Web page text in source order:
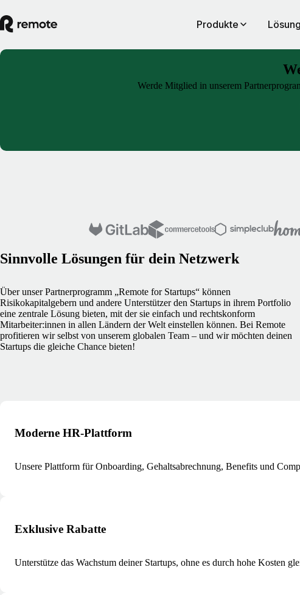
Produkte
Werde Mitglied in unserem
Sinnvolle Lösungen für dein Netzwerk
Über unser Partnerprogramm „Remote for Startups“ können
Risikokapitalgebern und andere Unterstützer den Startups in ihrem Portfolio
eine zentrale Lösung bieten, mit der sie einfach und rechtskonform
Mitarbeiter:innen in allen Ländern der Welt einstellen können. Bei Remote
profitieren wir selbst von unserem globalen Team – und wir möchten deinen
Startups die gleiche Chance bieten!
Moderne HR-Plattform
Unsere Plattform für Onboarding, Gehaltsabrechnung, Benefits und
Exklusive Rabatte
Unterstütze das Wachstum deiner Startups, ohne es durch hohe Kosten